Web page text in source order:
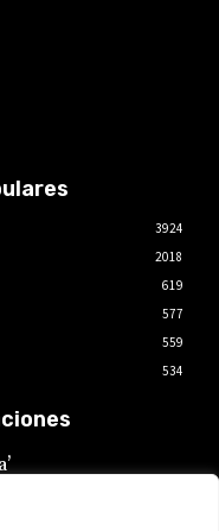
3924
2018
619
577
559
534